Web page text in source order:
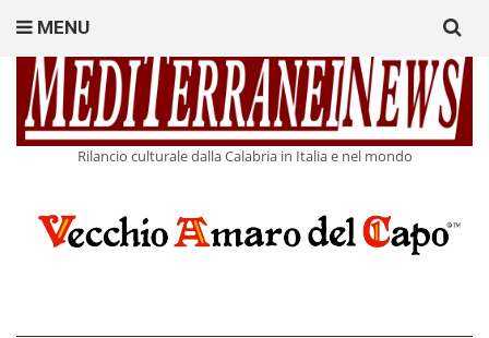
Rilancio culturale dalla Calabria in Italia e nel mondo
MENU
for: